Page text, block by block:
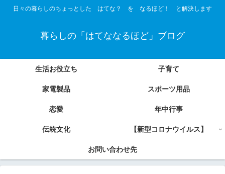
日々の暮らしのちょっとした はてな？ を なるほど！ と解決します
暮らしの「はてななるほど」ブログ
生活お役立ち 子育て
家電製品 スポーツ用品
恋愛 年中行事
伝統文化 【新型コロナウイルス】
お問い合わせ先